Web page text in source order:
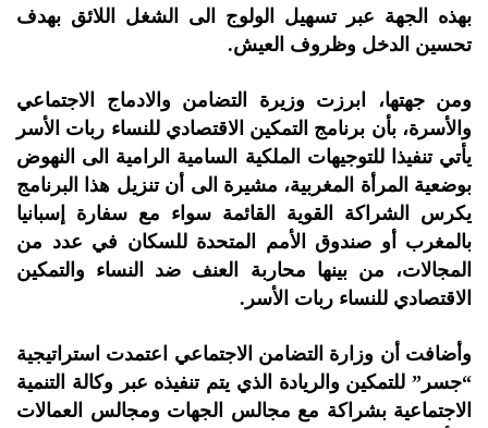
بهذه الجهة عبر تسهيل الولوج الى الشغل اللائق بهدف
تحسين الدخل وظروف العيش.
ومن جهتها، ابرزت وزيرة التضامن والادماج الاجتماعي
والأسرة، بأن برنامج التمكين الاقتصادي للنساء ربات الأسر
يأتي تنفيذا للتوجيهات الملكية السامية الرامية الى النهوض
بوضعية المرأة المغربية، مشيرة الى أن تنزيل هذا البرنامج
يكرس الشراكة القوية القائمة سواء مع سفارة إسبانيا
بالمغرب أو صندوق الأمم المتحدة للسكان في عدد من
المجالات، من بينها محاربة العنف ضد النساء والتمكين
الاقتصادي للنساء ربات الأسر.
وأضافت أن وزارة التضامن الاجتماعي اعتمدت استراتيجية
“جسر” للتمكين والريادة الذي يتم تنفيذه عبر وكالة التنمية
الاجتماعية بشراكة مع مجالس الجهات ومجالس العمالات